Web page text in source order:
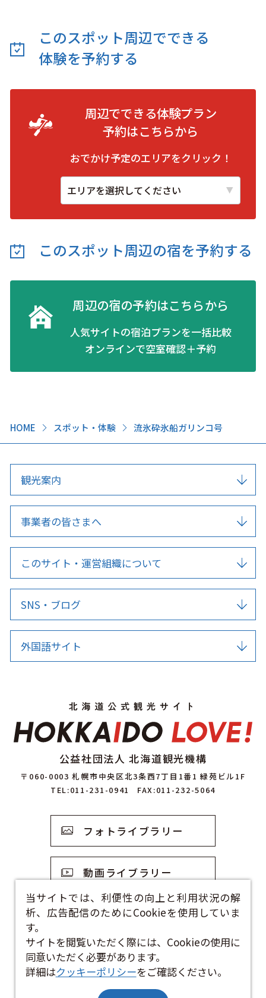
HOME スポット・体験 流氷砕氷船ガリンコ号
このスポット周辺でできる
体験を予約する
周辺でできる体験プラン
予約はこちらから
おでかけ予定のエリアをクリック！
このスポット周辺の宿を予約する
周辺の宿の予約はこちらから
人気サイトの宿泊プランを一括比較
オンラインで空室確認＋予約
観光案内
事業者の皆さまへ
このサイト・運営組織について
SNS・ブログ
外国語サイト
公益社団法人 北海道観光機構
〒060-0003 札幌市中央区北3条西7丁目1番1 緑苑ビル1F
TEL:011-231-0941
FAX:011-232-5064
フォトライブラリー
動画ライブラリー
観光資料
お問い合わせフォーム
当サイトでは、利便性の向上と利用状況の解
析、広告配信のためにCookieを使用していま
す。
サイトを閲覧いただく際には、Cookieの使用に
同意いただく必要があります。
詳細はクッキーポリシーをご確認ください。